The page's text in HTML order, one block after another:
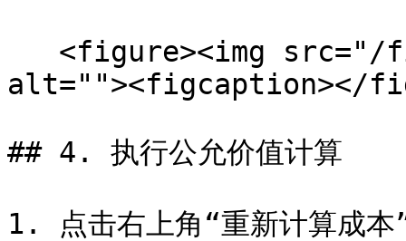
alt=""><figcaption></
## 4. 执行公允价值计算
1. 点击右上角“重新计算成本